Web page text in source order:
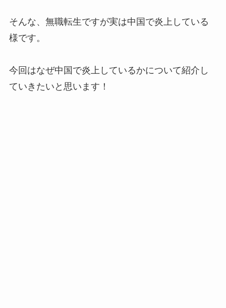
そんな、無職転生ですが実は中国で炎上している
様です。
今回はなぜ中国で炎上しているかについて紹介し
ていきたいと思います！